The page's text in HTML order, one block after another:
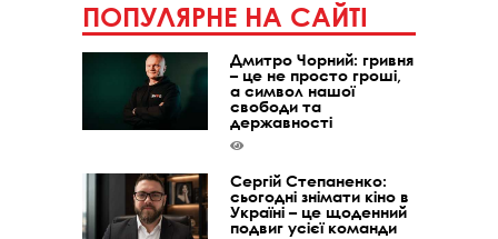
ПОПУЛЯРНЕ НА САЙТІ
Дмитро Чорний: гривня
– це не просто гроші,
а символ нашої
свободи та
державності
Сергій Степаненко:
сьогодні знімати кіно в
Україні – це щоденний
подвиг усієї команди